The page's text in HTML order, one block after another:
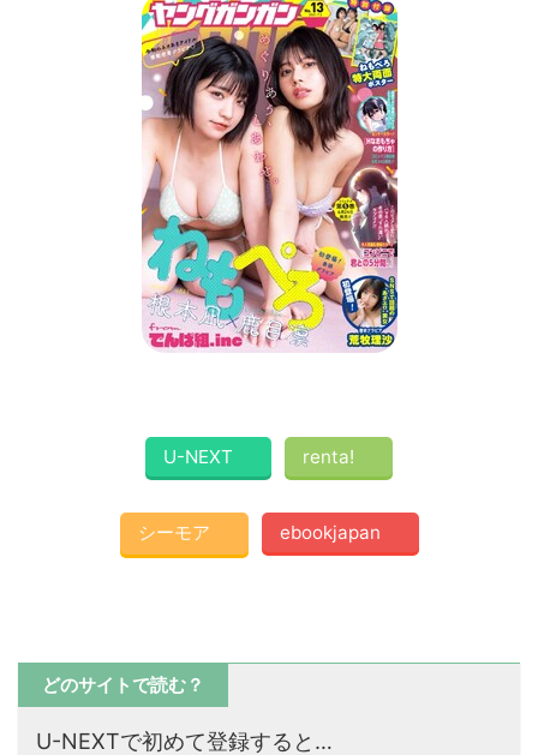
U-NEXT renta!
シーモア ebookjapan
どのサイトで読む？
U-NEXTで初めて登録すると…